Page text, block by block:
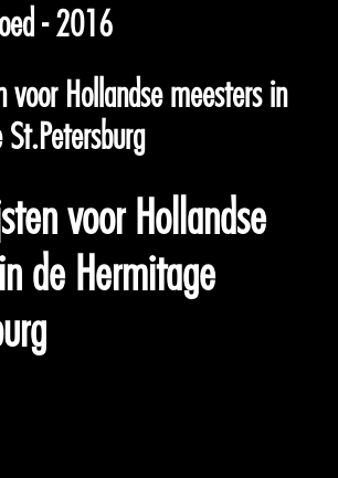
- 2016
voor Hollandse meesters in
voor Hollandse
de Hermitage